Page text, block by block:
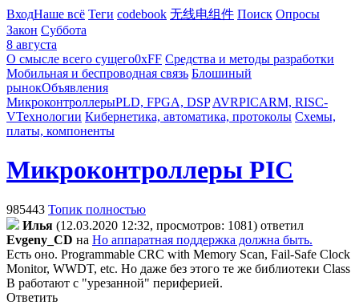
ВходНаше всё Теги codebook 无线电组件 Поиск Опросы
Закон Суббота
8 августа
О смысле всего сущего0xFF Средства и методы разработки
Мобильная и беспроводная связь Блошиный
рынокОбъявления
МикроконтроллерыPLD, FPGA, DSP AVRPICARM, RISC-
VТехнологии Кибернетика, автоматика, протоколы Схемы,
платы, компоненты
Микроконтроллеры PIC
985443 Топик полностью
Илья (12.03.2020 12:32, просмотров: 1081) ответил
Evgeny_CD на Но аппаратная поддержка должна быть.
Есть оно. Programmable CRC with Memory Scan, Fail-Safe Clock
Monitor, WWDT, etc. Но даже без этого те же библиотеки Class
B работают с "урезанной" периферией.
Ответить